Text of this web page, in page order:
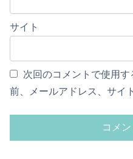
サイト
次回のコメントで使用
前、メールアドレス、サイ